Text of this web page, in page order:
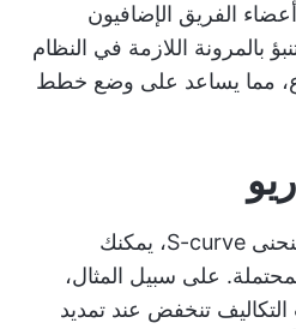
الفريق الإضافيون
بالمرونة اللازمة في النظام
مما يساعد على وضع خطط
من خلال تغيير مدخلات منحنى S-curve، يمكنك
على سبيل المثال،
تنخفض عند تمديد